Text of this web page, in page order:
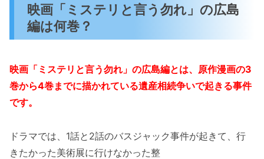
映画「ミステリと言う勿れ」の広島
編は何巻？
映画「ミステリと言う勿れ」の広島編とは、原作漫画の3
巻から4巻までに描かれている遺産相続争いで起きる事件
です。
ドラマでは、1話と2話のバスジャック事件が起きて、行
きたかった美術展に行けなかった整